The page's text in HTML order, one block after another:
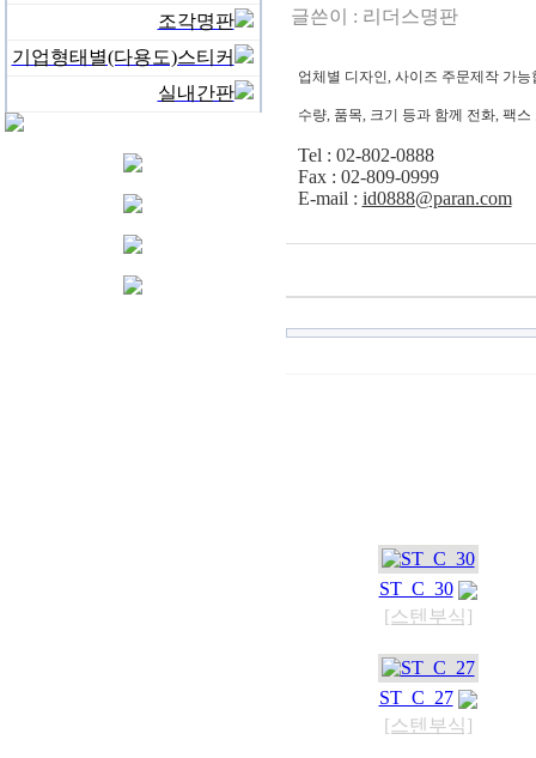
조각명판
기업형태별(다용도)스티커
실내간판
글쓴이 : 리더스명판
업체별 디자인, 사이즈 주문제작 가능
수량, 품목, 크기 등과 함께 전화, 팩
Tel : 02-802-0888
Fax : 02-809-0999
E-mail : id0888@paran.com
ST_C_30
[스텐부식]
ST_C_27
[스텐부식]